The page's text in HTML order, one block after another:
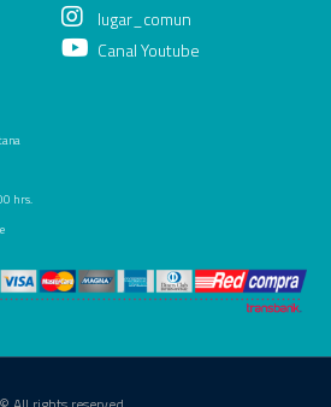
lugar_comun
Canal Youtube
hrs.